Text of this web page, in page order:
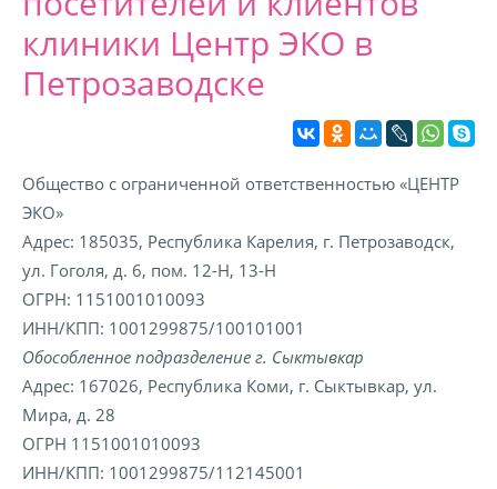
клиники Центр ЭКО в
Петрозаводске
Общество с ограниченной ответственностью «ЦЕНТР
ЭКО»
Адрес: 185035, Республика Карелия, г. Петрозаводск,
ул. Гоголя, д. 6, пом. 12-Н, 13-Н
ОГРН: 1151001010093
ИНН/КПП: 1001299875/100101001
Обособленное подразделение г. Сыктывкар
Адрес: 167026, Республика Коми, г. Сыктывкар, ул.
Мира, д. 28
ОГРН 1151001010093
ИНН/КПП: 1001299875/112145001